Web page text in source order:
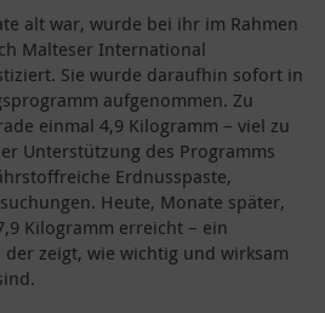
alt war, wurde bei ihr im Rahmen
Malteser International
Sie wurde daraufhin sofort in
aufgenommen. Zu
einmal 4,9 Kilogramm – viel zu
Unterstützung des Programms
Erdnusspaste,
Heute, Monate später,
Kilogramm erreicht – ein
zeigt, wie wichtig und wirksam